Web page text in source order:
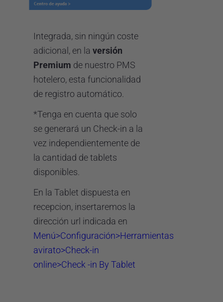
Integrada, sin ningún coste
adicional, en laversión
Premium de nuestro PMS
hotelero, esta funcionalidad
de registro automático.
*Tenga en cuenta que solo
se generará un Check-in a la
vez independientemente de
la cantidad de tablets
disponibles.
En la Tablet dispuesta en
recepcion, insertaremos la
dirección url indicada en
Menú>Configuración>Herramientas
avirato>Check-in
online>Check -in By Tablet